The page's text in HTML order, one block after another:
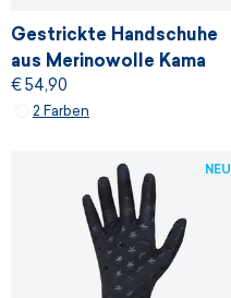
Gestrickte Handschuhe
aus Merinowolle Kama
AND R03
€ 54,90
2 Farben
NEU